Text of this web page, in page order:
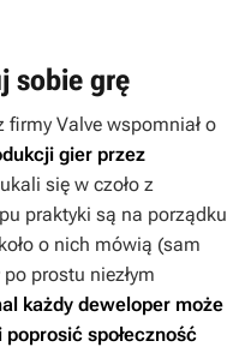
sobie grę
firmy Valve wspomniał o
gier przez
się w czoło z
praktyki są na porządku
o nich mówią (sam
po prostu niezłym
każdy deweloper może
społeczność